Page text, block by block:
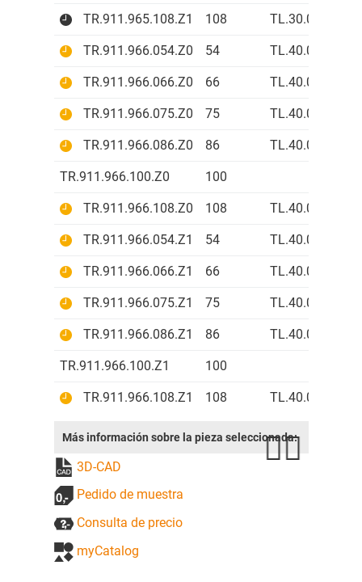
TR.911.965.108.Z1 108 TL.30.01.Z1
TR.911.966.054.Z0 54 TL.40.01.Z0
TR.911.966.066.Z0 66 TL.40.01.Z0
TR.911.966.075.Z0 75 TL.40.01.Z0
TR.911.966.086.Z0 86 TL.40.01.Z0
TR.911.966.100.Z0 100
TR.911.966.108.Z0 108 TL.40.01.Z0
TR.911.966.054.Z1 54 TL.40.01.Z1
TR.911.966.066.Z1 66 TL.40.01.Z1
TR.911.966.075.Z1 75 TL.40.01.Z1
TR.911.966.086.Z1 86 TL.40.01.Z1
TR.911.966.100.Z1 100
TR.911.966.108.Z1 108 TL.40.01.Z1
Más información sobre la pieza seleccionada:
3D-CAD
Pedido de muestra
Consulta de precio
myCatalog